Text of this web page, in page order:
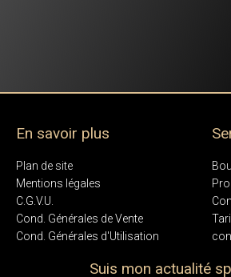
En savoir plus
Plan de site
Mentions légales
C.G.V.U.
Cond. Générales de Vente
Cond. Générales d'Utilisation
Suis mon actualité